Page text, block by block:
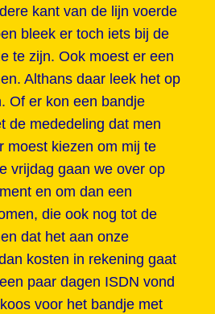
kant van de lijn voerde
bleek er toch iets bij de
te zijn. Ook moest er een
Althans daar leek het op
Of er kon een bandje
de mededeling dat men
moest kiezen om mij te
vrijdag gaan we over op
en om dan een
die ook nog tot de
dat het aan onze
kosten in rekening gaat
paar dagen ISDN vond
voor het bandje met